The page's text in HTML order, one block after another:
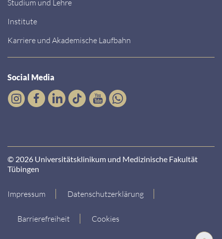
Nach
Studium und Lehre
Institute
Karriere und Akademische Laufbahn
Social Media
© 2026 Universitätsklinikum und Medizinische Fakultät
Tübingen
Impressum Datenschutzerklärung
Barrierefreiheit Cookies